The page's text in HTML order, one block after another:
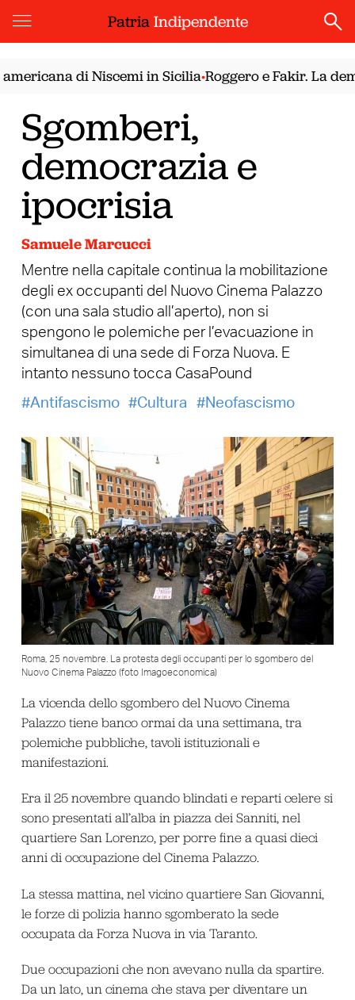
PatriaIndipendente
di Niscemi in Sicilia•Roggero e Fakir. La
Sgomberi,
democrazia e
ipocrisia
Samuele Marcucci
Mentre nella capitale continua la mobilitazione
degli ex occupanti del Nuovo Cinema Palazzo
(con una sala studio all’aperto), non si
spengono le polemiche per l’evacuazione in
simultanea di una sede di Forza Nuova. E
intanto nessuno tocca CasaPound
Antifascismo
Cultura Neofascismo
Roma, 25 novembre. La protesta degli occupanti per lo sgombero del
Nuovo Cinema Palazzo (foto Imagoeconomica)
La vicenda dello sgombero del Nuovo Cinema
Palazzo tiene banco ormai da una settimana, tra
polemiche pubbliche, tavoli istituzionali e
manifestazioni.
Era il 25 novembre quando blindati e reparti celere si
sono presentati all’alba in piazza dei Sanniti, nel
quartiere San Lorenzo, per porre fine a quasi dieci
anni di occupazione del Cinema Palazzo.
La stessa mattina, nel vicino quartiere San Giovanni,
le forze di polizia hanno sgomberato la sede
occupata da Forza Nuova in via Taranto.
Due occupazioni che non avevano nulla da spartire.
Da un lato, un cinema che stava per diventare un